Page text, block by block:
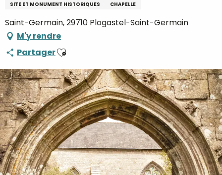
SITE ET MONUMENT HISTORIQUES CHAPELLE
Saint-Germain, 29710 Plogastel-Saint-Germain
M'y rendre
PartagerAjouter aux favoris